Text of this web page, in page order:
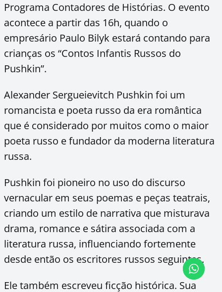
Programa Contadores de Histórias. O evento
acontece a partir das 16h, quando o
empresário Paulo Bilyk estará contando para
crianças os “Contos Infantis Russos do
Pushkin”.
Alexander Sergueievitch Pushkin foi um
romancista e poeta russo da era romântica
que é considerado por muitos como o maior
poeta russo e fundador da moderna literatura
russa.
Pushkin foi pioneiro no uso do discurso
vernacular em seus poemas e peças teatrais,
criando um estilo de narrativa que misturava
drama, romance e sátira associada com a
literatura russa, influenciando fortemente
desde então os escritores russos seguintes.
Ele também escreveu ficção histórica. Sua